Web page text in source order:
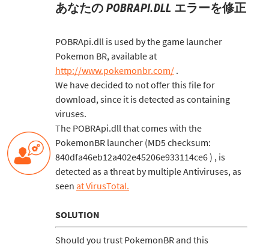
あなたの POBRAPI.DLL エラーを修正
POBRApi.dll is used by the game launcher
Pokemon BR, available at
http://www.pokemonbr.com/ .
We have decided to not offer this file for
download, since it is detected as containing
viruses.
The POBRApi.dll that comes with the
PokemonBR launcher (MD5 checksum:
840dfa46eb12a402e45206e933114ce6 ) , is
detected as a threat by multiple Antiviruses, as
seen at VirusTotal.
SOLUTION
Should you trust PokemonBR and this